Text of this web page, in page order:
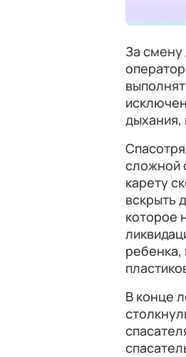
За смену
дыхания,
сложной
карету
вскрыть
которое
ребенка,
В конце